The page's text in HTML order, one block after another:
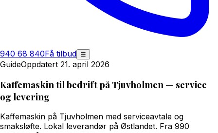
940 68 840Få tilbud ☰
GuideOppdatert 21. april 2026
Kaffemaskin til bedrift på Tjuvholmen — service
og levering
Kaffemaskin på Tjuvholmen med serviceavtale og
smaksløfte. Lokal leverandør på Østlandet. Fra 990